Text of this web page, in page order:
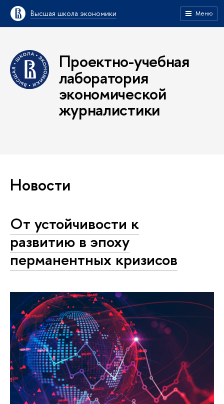
Высшая школа экономики Меню
Проектно-учебная
лаборатория
экономической
журналистики
Новости
От устойчивости к
развитию в эпоху
перманентных кризисов